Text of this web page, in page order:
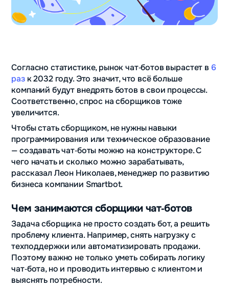
Согласно статистике, рынок чат‑ботов вырастет в 6
разк 2032 году. Это значит, что всё больше
компаний будут внедрять ботов в свои процессы.
Соответственно, спрос на сборщиков тоже
увеличится.
Чтобы стать сборщиком, не нужны навыки
программирования или техническое образование
— создавать чат‑боты можно на конструкторе. С
чего начать и сколько можно зарабатывать,
рассказал Леон Николаев, менеджер по развитию
бизнеса компании Smartbot.
Чем занимаются сборщики чат‑ботов
Задача сборщика не просто создать бот, а решить
проблему клиента. Например, снять нагрузку с
техподдержки или автоматизировать продажи.
Поэтому важно не только уметь собирать логику
чат‑бота, но и проводить интервью с клиентом и
выяснять потребности.